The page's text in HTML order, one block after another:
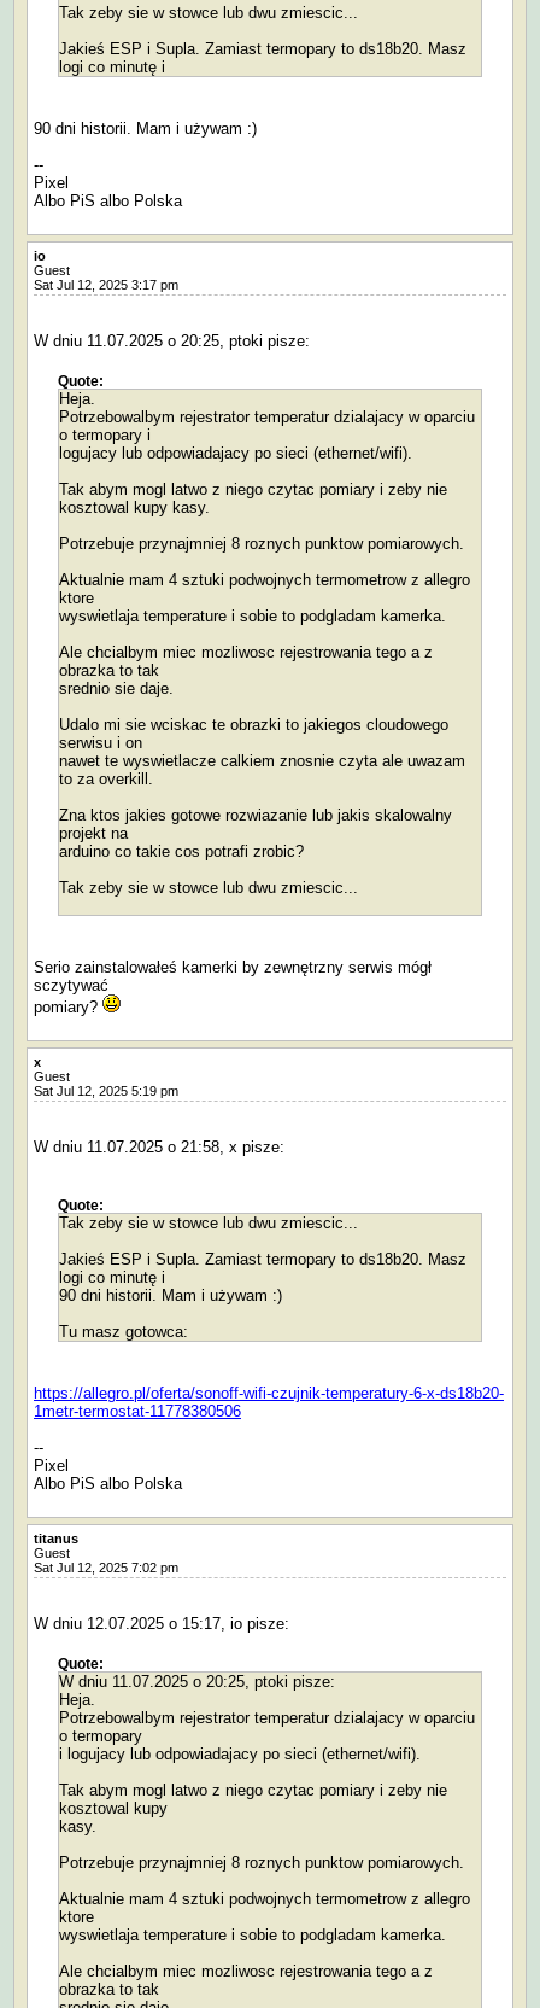
Tak zeby sie w stowce lub dwu zmiescic...
Jakieś ESP i Supla. Zamiast termopary to ds18b20. Masz
logi co minutę i
90 dni historii. Mam i używam :)
--
Pixel
Albo PiS albo Polska
io
Guest
Sat Jul 12, 2025 3:17 pm
W dniu 11.07.2025 o 20:25, ptoki pisze:
Quote:
Heja.
Potrzebowalbym rejestrator temperatur dzialajacy w oparciu
o termopary i
logujacy lub odpowiadajacy po sieci (ethernet/wifi).
Tak abym mogl latwo z niego czytac pomiary i zeby nie
kosztowal kupy kasy.
Potrzebuje przynajmniej 8 roznych punktow pomiarowych.
Aktualnie mam 4 sztuki podwojnych termometrow z allegro
ktore
wyswietlaja temperature i sobie to podgladam kamerka.
Ale chcialbym miec mozliwosc rejestrowania tego a z
obrazka to tak
srednio sie daje.
Udalo mi sie wciskac te obrazki to jakiegos cloudowego
serwisu i on
nawet te wyswietlacze calkiem znosnie czyta ale uwazam
to za overkill.
Zna ktos jakies gotowe rozwiazanie lub jakis skalowalny
projekt na
arduino co takie cos potrafi zrobic?
Tak zeby sie w stowce lub dwu zmiescic...
Serio zainstalowałeś kamerki by zewnętrzny serwis mógł
sczytywać
pomiary?
x
Guest
Sat Jul 12, 2025 5:19 pm
W dniu 11.07.2025 o 21:58, x pisze:
Quote:
Tak zeby sie w stowce lub dwu zmiescic...
Jakieś ESP i Supla. Zamiast termopary to ds18b20. Masz
logi co minutę i
90 dni historii. Mam i używam :)
Tu masz gotowca:
https://allegro.pl/oferta/sonoff-wifi-czujnik-temperatury-6-x-ds18b20-
1metr-termostat-11778380506
--
Pixel
Albo PiS albo Polska
titanus
Guest
Sat Jul 12, 2025 7:02 pm
W dniu 12.07.2025 o 15:17, io pisze:
Quote:
W dniu 11.07.2025 o 20:25, ptoki pisze:
Heja.
Potrzebowalbym rejestrator temperatur dzialajacy w oparciu
o termopary
i logujacy lub odpowiadajacy po sieci (ethernet/wifi).
Tak abym mogl latwo z niego czytac pomiary i zeby nie
kosztowal kupy
kasy.
Potrzebuje przynajmniej 8 roznych punktow pomiarowych.
Aktualnie mam 4 sztuki podwojnych termometrow z allegro
ktore
wyswietlaja temperature i sobie to podgladam kamerka.
Ale chcialbym miec mozliwosc rejestrowania tego a z
obrazka to tak